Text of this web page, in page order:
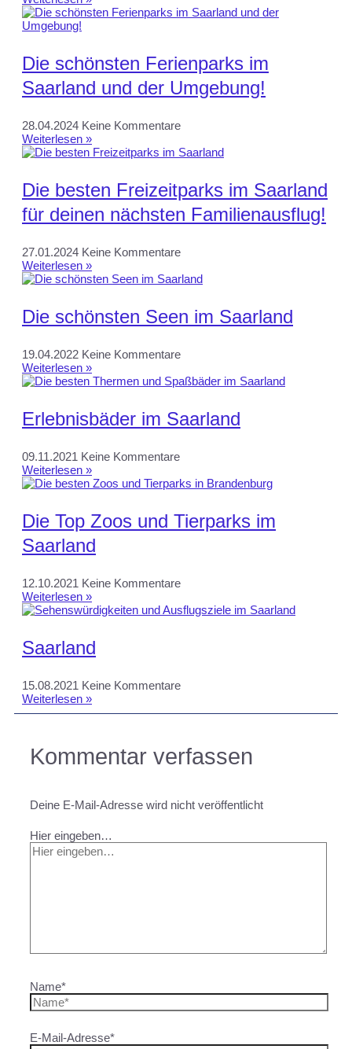
Die schönsten Ferienparks im
Saarland und der Umgebung!
28.04.2024 Keine Kommentare
Weiterlesen »
Die besten Freizeitparks im Saarland
für deinen nächsten Familienausflug!
27.01.2024 Keine Kommentare
Weiterlesen »
Die schönsten Seen im Saarland
19.04.2022 Keine Kommentare
Weiterlesen »
Erlebnisbäder im Saarland
09.11.2021 Keine Kommentare
Weiterlesen »
Die Top Zoos und Tierparks im
Saarland
12.10.2021 Keine Kommentare
Weiterlesen »
Saarland
15.08.2021 Keine Kommentare
Weiterlesen »
Kommentar verfassen
Deine E-Mail-Adresse wird nicht veröffentlicht
Hier eingeben…
Name*
E-Mail-Adresse*